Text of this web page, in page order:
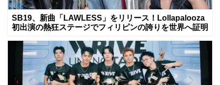
SB19、新曲「LAWLESS」をリリース！Lollapalooza
初出演の熱狂ステージでフィリピンの誇りを世界へ証明